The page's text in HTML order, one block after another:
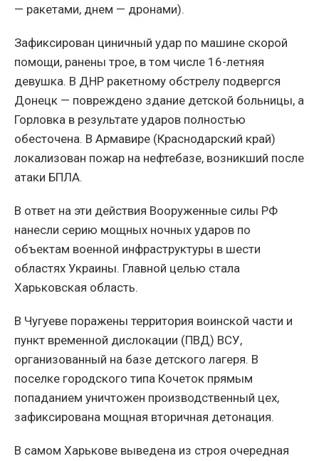
— ракетами, днем — дронами).
Зафиксирован циничный удар по машине скорой
помощи, ранены трое, в том числе 16-летняя
девушка. В ДНР ракетному обстрелу подвергся
Донецк — повреждено здание детской больницы, а
Горловка в результате ударов полностью
обесточена. В Армавире (Краснодарский край)
локализован пожар на нефтебазе, возникший после
атаки БПЛА.
В ответ на эти действия Вооруженные силы РФ
нанесли серию мощных ночных ударов по
объектам военной инфраструктуры в шести
областях Украины. Главной целью стала
Харьковская область.
В Чугуеве поражены территория воинской части и
пункт временной дислокации (ПВД) ВСУ,
организованный на базе детского лагеря. В
поселке городского типа Кочеток прямым
попаданием уничтожен производственный цех,
зафиксирована мощная вторичная детонация.
В самом Харькове выведена из строя очередная